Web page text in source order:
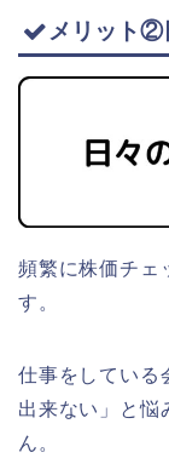
メリット②
頻繁に株価チェ
す。
仕事をしている
出来ない」と悩
ん。